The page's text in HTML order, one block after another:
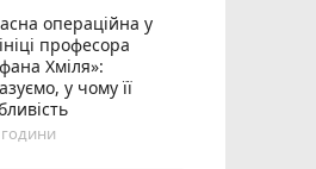
операційна у
професора
Хміля»:
у чому її
години